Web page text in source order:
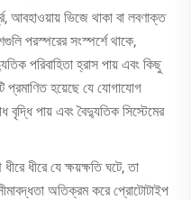
ভিজে থাকা বা লবণাক্ত
পরস্পরের সংস্পর্শে থাকে,
পরিবাহিতা হ্রাস পায় এবং কিছু
প্রমাণিত হয়েছে যে যোগাযোগ
পায় এবং বৈদ্যুতিক সিস্টেমের
ধীরে যে ক্ষয়ক্ষতি ঘটে, তা
অতিক্রম করে প্রোটোটাইপ